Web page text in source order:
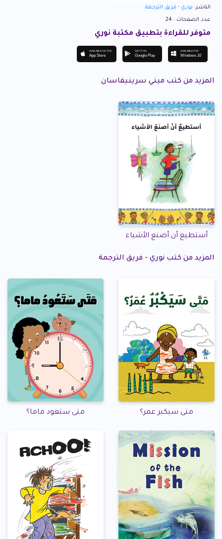
الناشر: نوري - فريق الترجمة
عدد الصفحات : 24
متوفر للقراءة بتطبيق مكتبة نوري
AVAILABLE ON THE
App Store
GET IT ON
Google Play
AVAILABLE FOR
Windows 10
المزيد من كتب ميني سرينيفاسان
أستطيع أن أصنع الأشياء
المزيد من كتب نوري - فريق الترجمة
متى سيكبر عمر؟ متى ستعود ماما؟